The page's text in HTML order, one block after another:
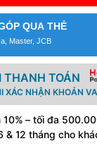
QUA THẺ
Master, JCB
THANH TOÁN
XÁC NHẬN KHOẢN
10% – tối đa
& 12 tháng cho